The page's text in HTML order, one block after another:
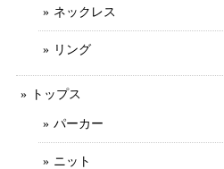
ネックレス
リング
トップス
パーカー
ニット